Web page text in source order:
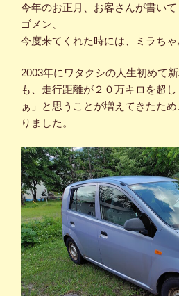
今年のお正月、お客さんが書いて
ゴメン、
今度来てくれた時には、ミラち
2003年にワタクシの人生初めて
も、走行距離が２０万キロを超
ぁ」と思うことが増えてきたた
りました。